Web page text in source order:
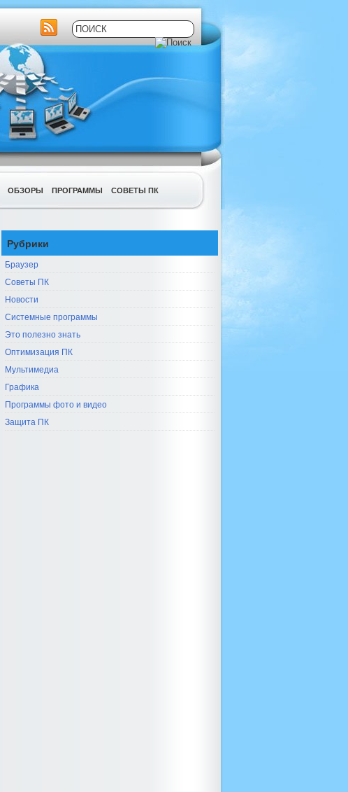
ОБЗОРЫ ПРОГРАММЫ СОВЕТЫ ПК
Рубрики
Браузер
Советы ПК
Новости
Системные программы
Это полезно знать
Оптимизация ПК
Мультимедиа
Графика
Программы фото и видео
Защита ПК